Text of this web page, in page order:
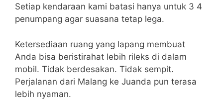
Setiap kendaraan kami batasi hanya untuk 3 4
penumpang agar suasana tetap lega.
Ketersediaan ruang yang lapang membuat
Anda bisa beristirahat lebih rileks di dalam
mobil. Tidak berdesakan. Tidak sempit.
Perjalanan dari Malang ke Juanda pun terasa
lebih nyaman.